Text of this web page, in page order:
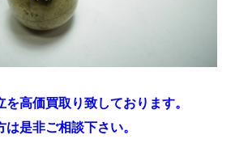
高価買取り致しております。
是非ご相談下さい。